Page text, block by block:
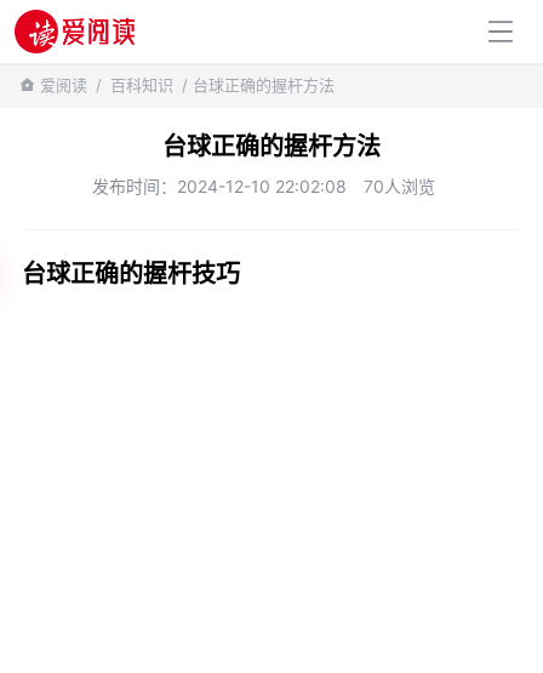
百科知识
爱阅读 / 百科知识 / 台球正确的握杆方法
台球正确的握杆方法
发布时间：2024-12-10 22:02:08 70人浏览
台球正确的握杆技巧